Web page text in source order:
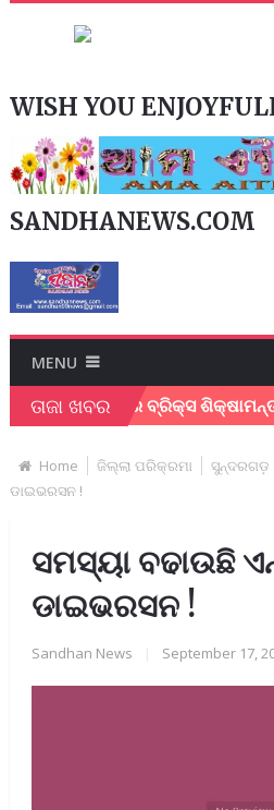
WISH YOU
SANDHANEWS.COM
MENU
ତାଜା ଖବରବ୍ରିକ୍ସ ଶିକ୍ଷାମନ୍ତ୍ରୀ
Home ଜିଲ୍ଲା ପରିକ୍ରମା ସୁନ୍ଦରଗଡ଼
ଡାଇଭରସନ !
ସମସ୍ୟା ବଢାଉଛି
ଡାଇଭରସନ !
Sandhan News September 17,